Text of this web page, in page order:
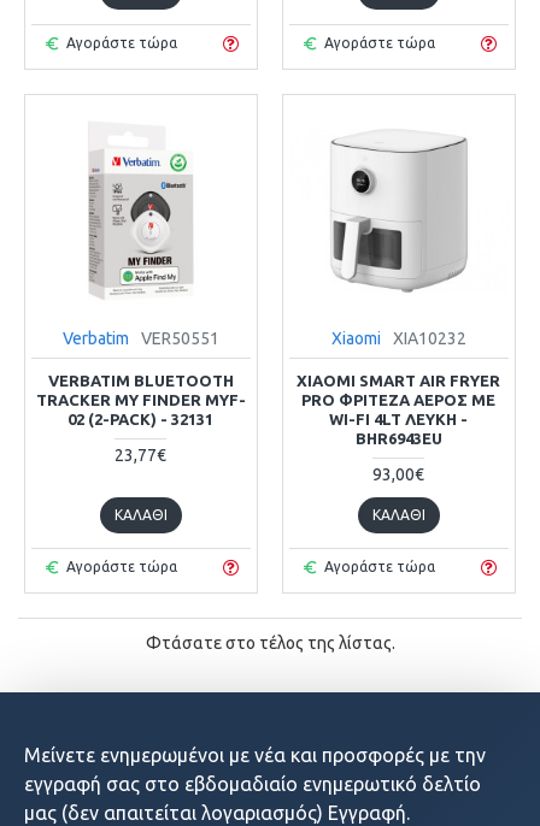
Αγοράστε τώρα Αγοράστε τώρα
Verbatim VER50551
VERBATIM BLUETOOTH
TRACKER MY FINDER MYF-
02 (2-PACK) - 32131
23,77€
ΚΑΛΆΘΙ
Αγοράστε τώρα
Xiaomi XIA10232
XIAOMI SMART AIR FRYER
PRO ΦΡΙΤΈΖΑ ΑΈΡΟΣ ΜΕ
WI-FI 4LT ΛΕΥΚΉ -
BHR6943EU
93,00€
ΚΑΛΆΘΙ
Αγοράστε τώρα
Φτάσατε στο τέλος της λίστας.
Μείνετε ενημερωμένοι με νέα και προσφορές με την
εγγραφή σας στο εβδομαδιαίο ενημερωτικό δελτίο
μας (δεν απαιτείται λογαριασμός) Εγγραφή.